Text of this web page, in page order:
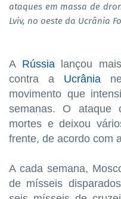
ataques em massa de
Lviv, no oeste da Ucrânia
A Rússialançou
contra a Ucrânia
movimento que
semanas. O ataque
mortes e deixou
frente, de acordo com
A cada semana,
de mísseis